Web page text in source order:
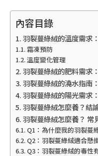
內容目錄
羽裂蔓綠絨的溫度需求
霜凍預防
溫度變化管理
羽裂蔓綠絨的肥料需求
羽裂蔓綠絨的澆水指南
羽裂蔓綠絨的陽光需求
羽裂蔓綠絨怎麼養？結
羽裂蔓綠絨怎麼養？ 常
Q1：為什麼我的羽裂蔓
Q2：羽裂蔓綠絨適合懸
Q3：羽裂蔓綠絨的毒性